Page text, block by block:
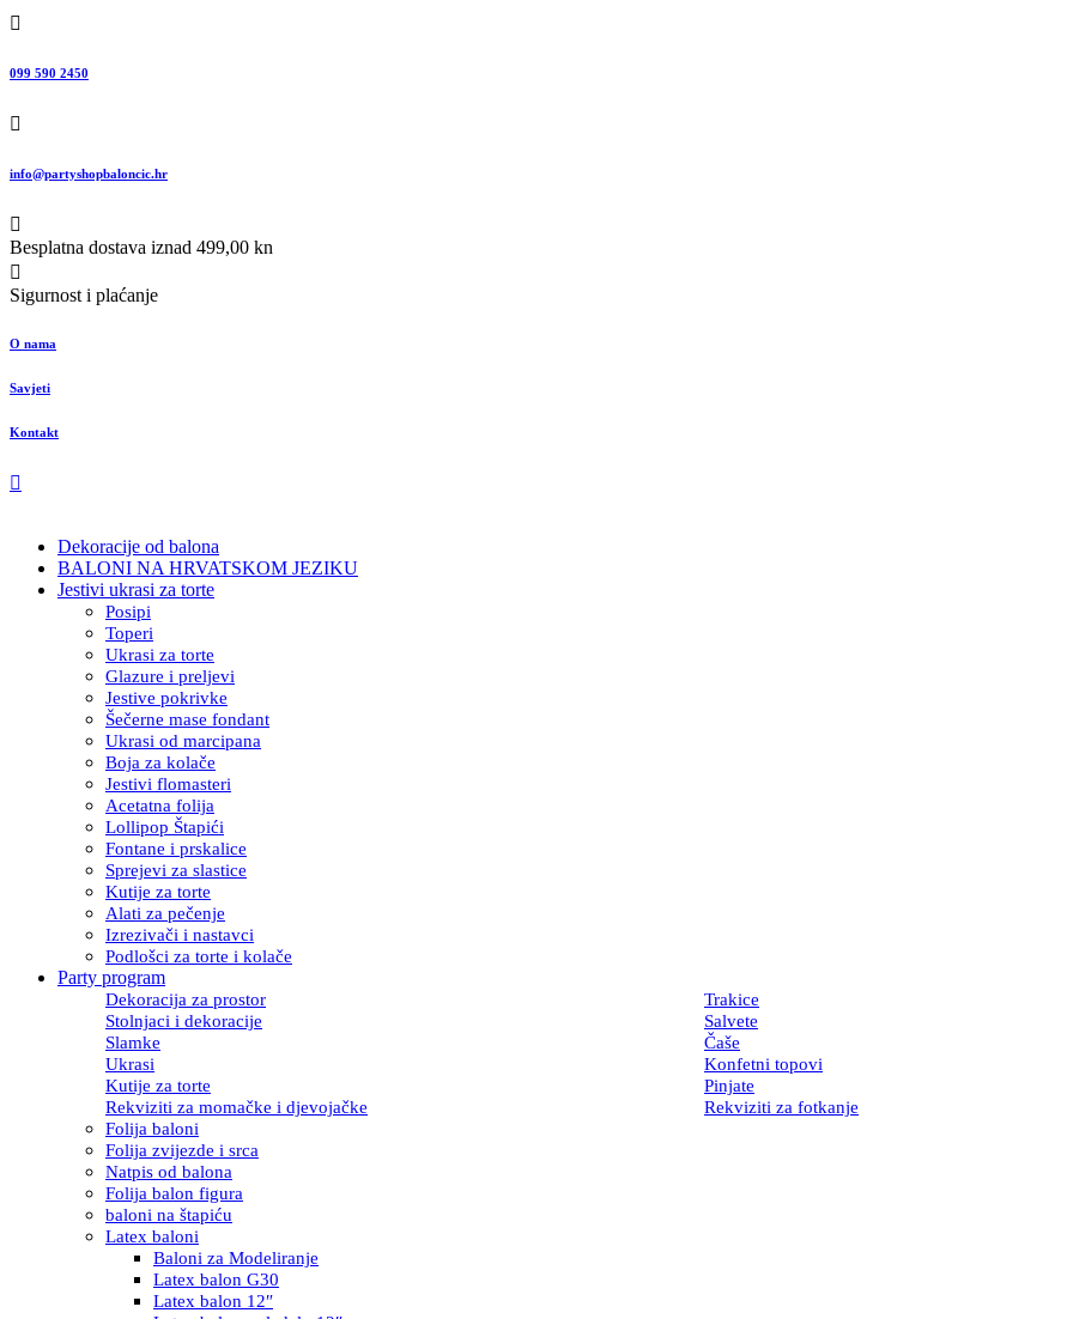
099 590 2450
info@partyshopbaloncic.hr
Besplatna dostava iznad 499,00 kn
Sigurnost i plaćanje
O nama
Savjeti
Kontakt
Dekoracije od balona
BALONI NA HRVATSKOM JEZIKU
Jestivi ukrasi za torte
Posipi
Toperi
Ukrasi za torte
Glazure i preljevi
Jestive pokrivke
Šečerne mase fondant
Ukrasi od marcipana
Boja za kolače
Jestivi flomasteri
Acetatna folija
Lollipop Štapići
Fontane i prskalice
Sprejevi za slastice
Kutije za torte
Alati za pečenje
Izrezivači i nastavci
Podlošci za torte i kolače
Party program
Dekoracija za prostor
Trakice
Stolnjaci i dekoracije
Salvete
Slamke
Čaše
Ukrasi
Konfetni topovi
Kutije za torte
Pinjate
Rekviziti za momačke i djevojačke
Rekviziti za fotkanje
Folija baloni
Folija zvijezde i srca
Natpis od balona
Folija balon figura
baloni na štapiću
Latex baloni
Baloni za Modeliranje
Latex balon G30
Latex balon 12″